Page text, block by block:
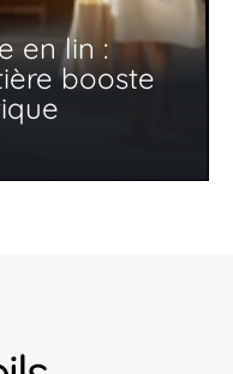
en lin :
booste